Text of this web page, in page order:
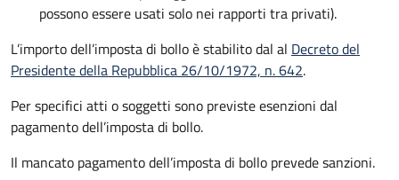
possono essere usati solo nei rapporti tra privati).
L’importo dell’imposta di bollo è stabilito dal al Decreto del
Presidente della Repubblica 26/10/1972, n. 642.
Per specifici atti o soggetti sono previste esenzioni dal
pagamento dell’imposta di bollo.
Il mancato pagamento dell’imposta di bollo prevede sanzioni.